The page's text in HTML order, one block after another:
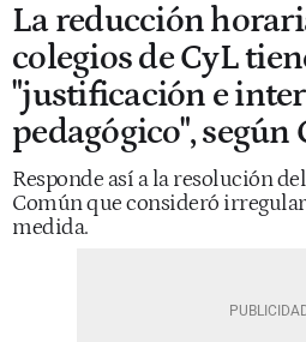
La reducción
colegios de CyL
"justificación e
pedagógico", según
Responde así a la resolución
Común que consideró
medida.